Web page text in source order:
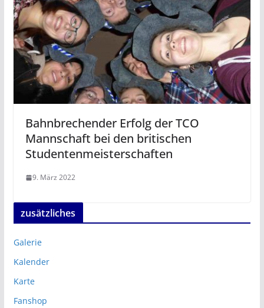
Bahnbrechender Erfolg der TCO
Mannschaft bei den britischen
Studentenmeisterschaften
9. März 2022
zusätzliches
Galerie
Kalender
Karte
Fanshop